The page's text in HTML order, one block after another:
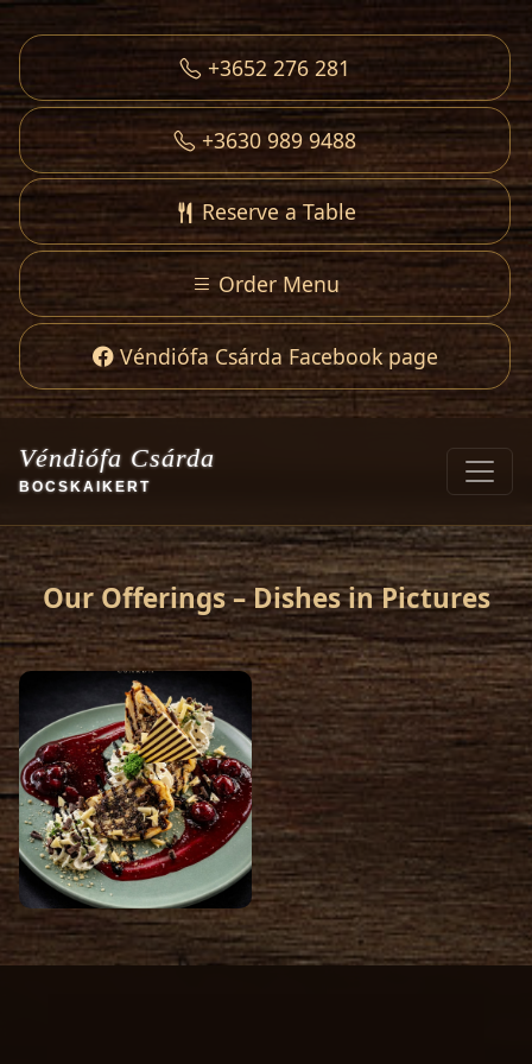
+3652 276 281
+3630 989 9488
Reserve a Table
Order Menu
Véndiófa Csárda Facebook page
Véndiófa Csárda
BOCSKAIKERT
Our Offerings – Dishes in Pictures